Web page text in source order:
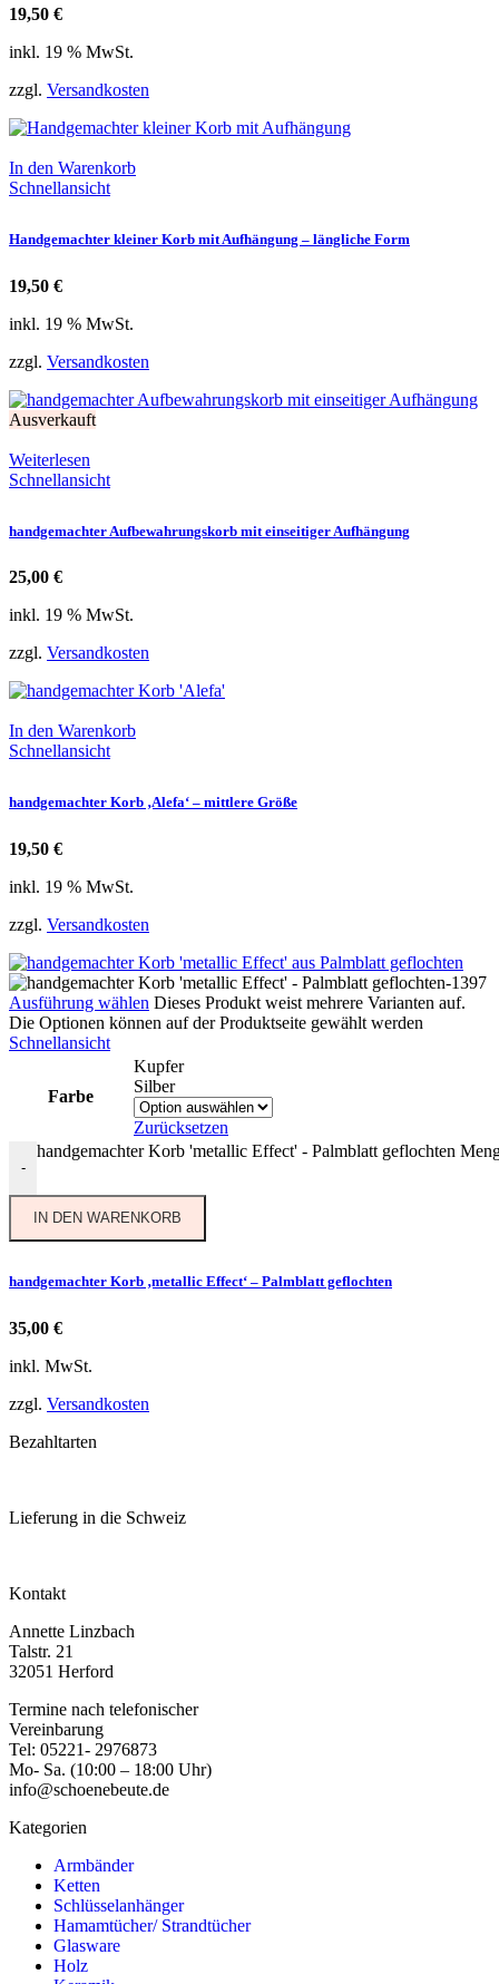
19,50 €
inkl. 19 % MwSt.
zzgl. Versandkosten
In den Warenkorb
Schnellansicht
Handgemachter kleiner Korb mit Aufhängung – längliche Form
19,50 €
inkl. 19 % MwSt.
zzgl. Versandkosten
Ausverkauft
Weiterlesen
Schnellansicht
handgemachter Aufbewahrungskorb mit einseitiger Aufhängung
25,00 €
inkl. 19 % MwSt.
zzgl. Versandkosten
In den Warenkorb
Schnellansicht
handgemachter Korb ‚Alefa‘ – mittlere Größe
19,50 €
inkl. 19 % MwSt.
zzgl. Versandkosten
Ausführung wählen Dieses Produkt weist mehrere Varianten auf.
Die Optionen können auf der Produktseite gewählt werden
Schnellansicht
Farbe
Kupfer
Silber
Zurücksetzen
-
handgemachter Korb 'metallic Effect' - Palmblatt geflochten
IN DEN WARENKORB
handgemachter Korb ‚metallic Effect‘ – Palmblatt geflochten
35,00 €
inkl. MwSt.
zzgl. Versandkosten
Bezahltarten
Lieferung in die Schweiz
Kontakt
Annette Linzbach
Talstr. 21
32051 Herford
Termine nach telefonischer
Vereinbarung
Tel: 05221- 2976873
Mo- Sa. (10:00 – 18:00 Uhr)
info@schoenebeute.de
Kategorien
Armbänder
Ketten
Schlüsselanhänger
Hamamtücher/ Strandtücher
Glasware
Holz